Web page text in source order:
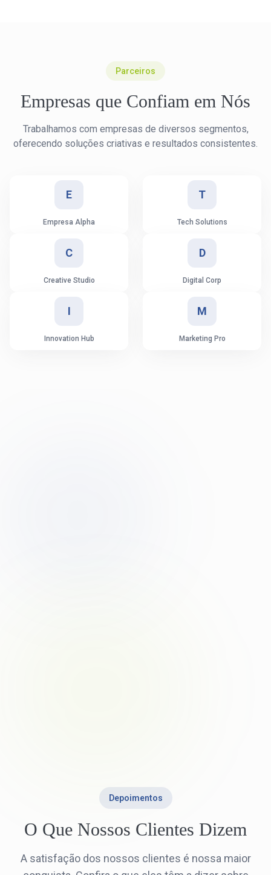
Parceiros
Empresas que Confiam em Nós
Trabalhamos com empresas de diversos segmentos,
oferecendo soluções criativas e resultados consistentes.
E
Empresa Alpha
T
Tech Solutions
C
Creative Studio
D
Digital Corp
I
Innovation Hub
M
Marketing Pro
Depoimentos
O Que Nossos Clientes Dizem
A satisfação dos nossos clientes é nossa maior